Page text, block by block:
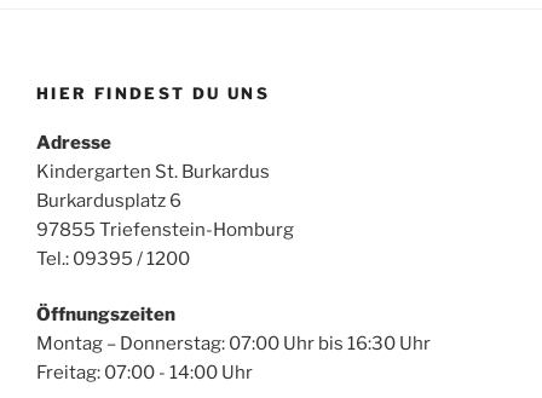
HIER FINDEST DU UNS
Adresse
Kindergarten St. Burkardus
Burkardusplatz 6
97855 Triefenstein-Homburg
Tel.: 09395 / 1200
Öffnungszeiten
Montag – Donnerstag: 07:00 Uhr bis 16:30 Uhr
Freitag: 07:00 - 14:00 Uhr